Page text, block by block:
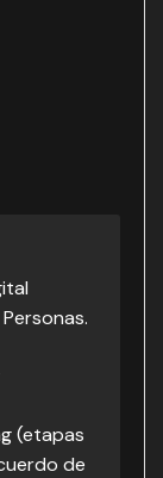
(etapas
de